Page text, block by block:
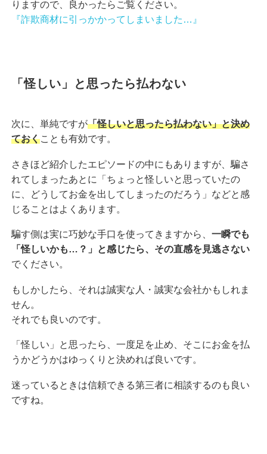
りますので、良かったらご覧ください。
『詐欺商材に引っかかってしまいました…』
「怪しい」と思ったら払わない
次に、単純ですが「怪しいと思ったら払わない」と決め
ておくことも有効です。
さきほど紹介したエピソードの中にもありますが、騙さ
れてしまったあとに「ちょっと怪しいと思っていたの
に、どうしてお金を出してしまったのだろう」などと感
じることはよくあります。
騙す側は実に巧妙な手口を使ってきますから、 一瞬でも
「怪しいかも…？」と感じたら、その直感を見逃さない
でください。
もしかしたら、それは誠実な人・誠実な会社かもしれま
せん。
それでも良いのです。
「怪しい」と思ったら、一度足を止め、そこにお金を払
うかどうかはゆっくりと決めれば良いです。
迷っているときは信頼できる第三者に相談するのも良い
ですね。